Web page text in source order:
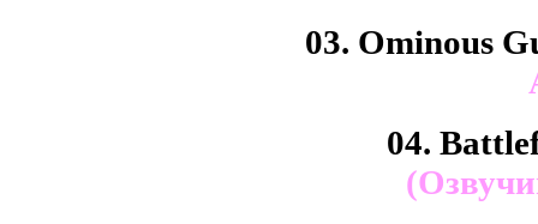
03. Ominous
04.